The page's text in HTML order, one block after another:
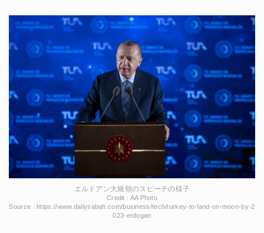
エルドアン大統領のスピーチの様子
Credit : AA Photo
Source : https://www.dailysabah.com/business/tech/turkey-to-land-on-moon-by-2
023-erdogan